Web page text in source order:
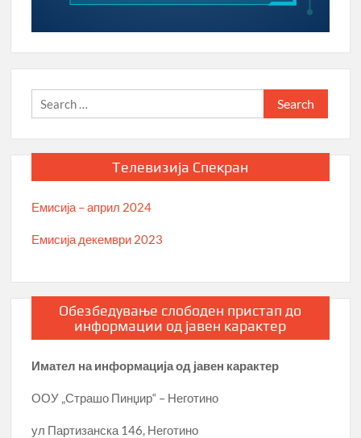
Search
for:
Телевизија Спекран
Емисија – април 2024
Емисија декември 2023
Обезбедување слободен пристап до
информации од јавен карактер
Имател на информација од јавен карактер
ООУ „Страшо Пинџир“ – Неготино
ул Партизанска 146, Неготино